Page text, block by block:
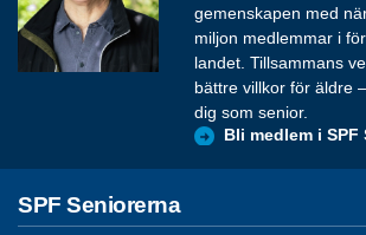
gemenskapen med
miljon medlemmar i
landet. Tillsammans
bättre villkor för äldre
dig som senior.
Bli medlem i
SPF Seniorerna